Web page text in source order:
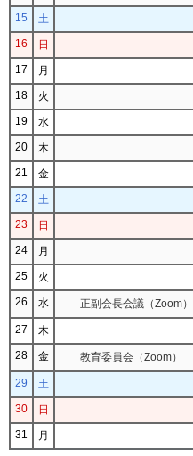
15
土
16
日
17
月
18
火
19
水
20
木
21
金
22
土
23
日
24
月
25
火
26
水 正副会長会議（Zoom）
27
木
28
金 教育委員会（Zoom）
29
土
30
日
31
月